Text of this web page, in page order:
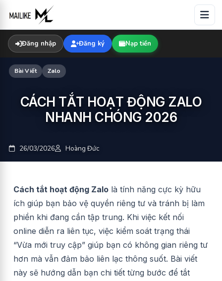
content
Đăng nhập Đăng ký Nạp tiền
Bài Viết Zalo
CÁCH TẮT HOẠT ĐỘNG ZALO
NHANH CHÓNG 2026
26/03/2026 Hoàng Đức
Cách tắt hoạt động Zalo là tính năng cực kỳ hữu
ích giúp bạn bảo vệ quyền riêng tư và tránh bị làm
phiền khi đang cần tập trung. Khi việc kết nối
online diễn ra liên tục, việc kiểm soát trạng thái
“Vừa mới truy cập” giúp bạn có không gian riêng tư
hơn mà vẫn đảm bảo liên lạc thông suốt. Bài viết
này sẽ hướng dẫn bạn chi tiết từng bước để tắt